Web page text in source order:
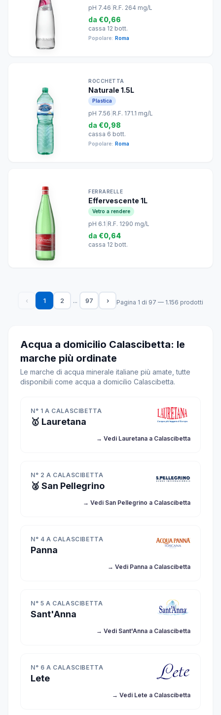
pH 7.46 R.F. 264 mg/L
da €0,66
cassa 12 bott.
Popolare: Roma
ROCCHETTA
Naturale 1.5L
Plastica
pH 7.56 R.F. 171.1 mg/L
da €0,98
cassa 6 bott.
Popolare: Roma
FERRARELLE
Effervescente 1L
Vetro a rendere
pH 6.1 R.F. 1290 mg/L
da €0,64
cassa 12 bott.
‹ 1 2 ... 97 › Pagina 1 di 97 — 1.156 prodotti
Acqua a domicilio Calascibetta: le
marche più ordinate
Le marche di acqua minerale italiane più amate, tutte
disponibili come acqua a domicilio Calascibetta.
N° 1 A CALASCIBETTA
🥇 Lauretana
→ Vedi Lauretana a Calascibetta
N° 2 A CALASCIBETTA
🥈 San Pellegrino
→ Vedi San Pellegrino a Calascibetta
N° 4 A CALASCIBETTA
Panna
→ Vedi Panna a Calascibetta
N° 5 A CALASCIBETTA
Sant'Anna
→ Vedi Sant'Anna a Calascibetta
N° 6 A CALASCIBETTA
Lete
→ Vedi Lete a Calascibetta